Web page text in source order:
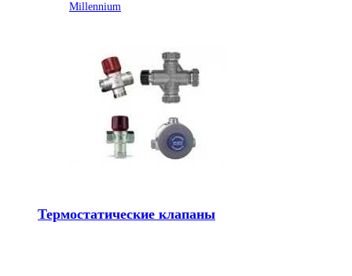
Millennium
Термостатические клапаны